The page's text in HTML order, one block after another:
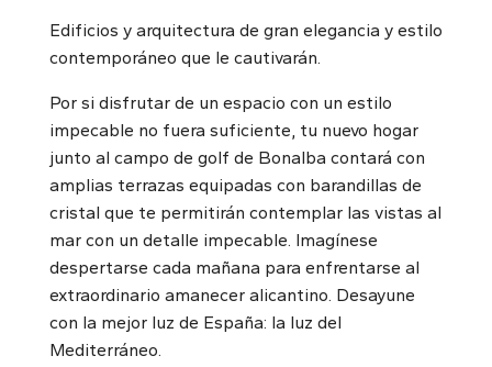
Edificios y arquitectura de gran elegancia y estilo
contemporáneo que le cautivarán.
Por si disfrutar de un espacio con un estilo
impecable no fuera suficiente, tu nuevo hogar
junto al campo de golf de Bonalba contará con
amplias terrazas equipadas con barandillas de
cristal que te permitirán contemplar las vistas al
mar con un detalle impecable. Imagínese
despertarse cada mañana para enfrentarse al
extraordinario amanecer alicantino. Desayune
con la mejor luz de España: la luz del
Mediterráneo.